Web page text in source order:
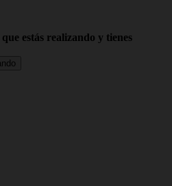
estás realizando y tienes